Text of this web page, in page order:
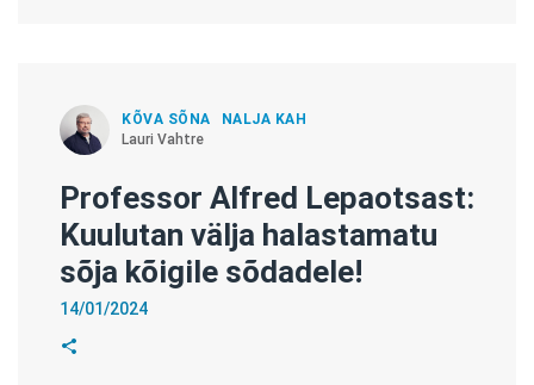
KÕVA SÕNA
NALJA KAH
Lauri Vahtre
Professor Alfred Lepaotsast:
Kuulutan välja halastamatu
sõja kõigile sõdadele!
14/01/2024